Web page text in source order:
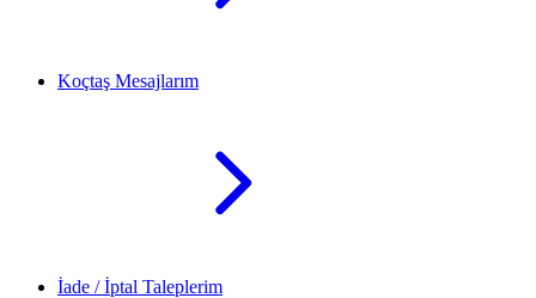
Koçtaş Mesajlarım
İade / İptal Taleplerim